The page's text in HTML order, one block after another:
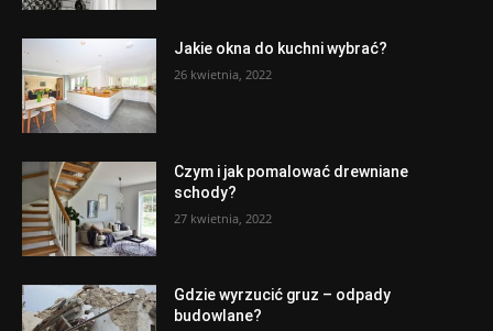
Jakie okna do kuchni wybrać?
26 kwietnia, 2022
Czym i jak pomalować drewniane
schody?
27 kwietnia, 2022
Gdzie wyrzucić gruz – odpady
budowlane?